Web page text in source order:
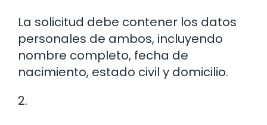
La solicitud debe contener los datos
personales de ambos, incluyendo
nombre completo, fecha de
nacimiento, estado civil y domicilio.
2.